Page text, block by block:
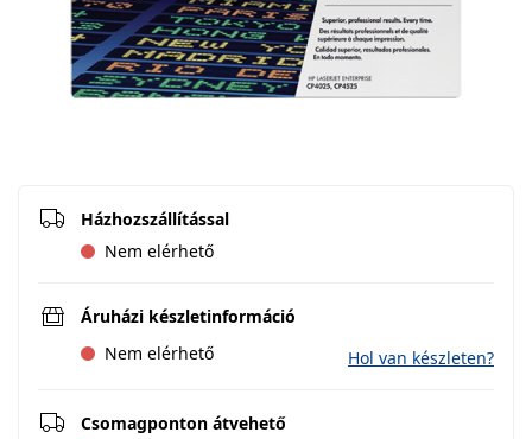
Házhozszállítással
Nem elérhető
Áruházi készletinformáció
Nem elérhető
Hol van készleten?
Csomagponton átvehető